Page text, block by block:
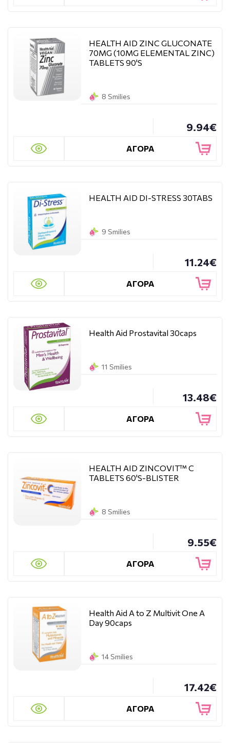
HEALTH AID ZINC GLUCONATE
70MG (10MG ELEMENTAL ZINC)
TABLETS 90'S
8 Smilies
9.94€
ΑΓΟΡΑ
HEALTH AID DI-STRESS 30TABS
9 Smilies
11.24€
ΑΓΟΡΑ
Health Aid Prostavital 30caps
11 Smilies
13.48€
ΑΓΟΡΑ
HEALTH AID ZINCOVIT™ C
TABLETS 60'S-BLISTER
8 Smilies
9.55€
ΑΓΟΡΑ
Health Aid A to Z Multivit One A
Day 90caps
14 Smilies
17.42€
ΑΓΟΡΑ